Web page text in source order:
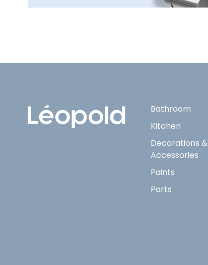
Bathroom
Kitchen
Decorations &
Accessories
Paints
Parts